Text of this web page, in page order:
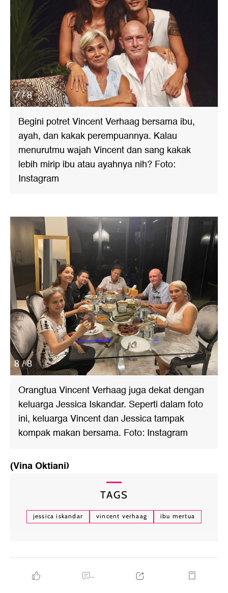
7 / 8
Begini potret Vincent Verhaag bersama ibu,
ayah, dan kakak perempuannya. Kalau
menurutmu wajah Vincent dan sang kakak
lebih mirip ibu atau ayahnya nih? Foto:
Instagram
8 / 8
Orangtua Vincent Verhaag juga dekat dengan
keluarga Jessica Iskandar. Seperti dalam foto
ini, keluarga Vincent dan Jessica tampak
kompak makan bersama. Foto: Instagram
(Vina Oktiani)
TAGS
jessica iskandar vincent verhaag ibu mertua
...